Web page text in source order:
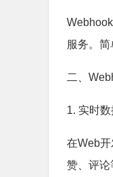
服务。
二、
1. 实时
在Web
赞、评论